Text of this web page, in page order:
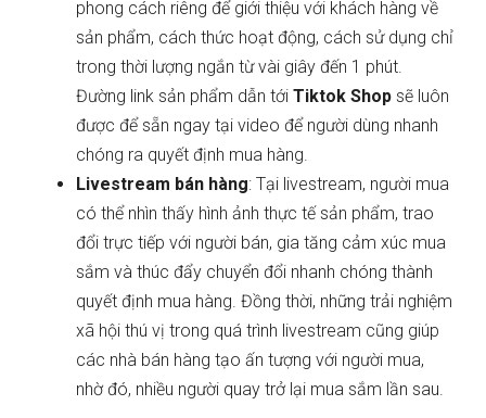
phong cách riêng để giới thiệu với khách hàng về
sản phẩm, cách thức hoạt động, cách sử dụng chỉ
trong thời lượng ngắn từ vài giây đến 1 phút.
Đường link sản phẩm dẫn tới Tiktok Shop sẽ luôn
được để sẵn ngay tại video để người dùng nhanh
chóng ra quyết định mua hàng.
Livestream bán hàng: Tại livestream, người mua
có thể nhìn thấy hình ảnh thực tế sản phẩm, trao
đổi trực tiếp với người bán, gia tăng cảm xúc mua
sắm và thúc đẩy chuyển đổi nhanh chóng thành
quyết định mua hàng. Đồng thời, những trải nghiệm
xã hội thú vị trong quá trình livestream cũng giúp
các nhà bán hàng tạo ấn tượng với người mua,
nhờ đó, nhiều người quay trở lại mua sắm lần sau.